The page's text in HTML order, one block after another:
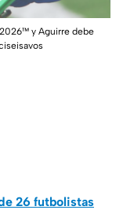
y Aguirre debe
26 futbolistas